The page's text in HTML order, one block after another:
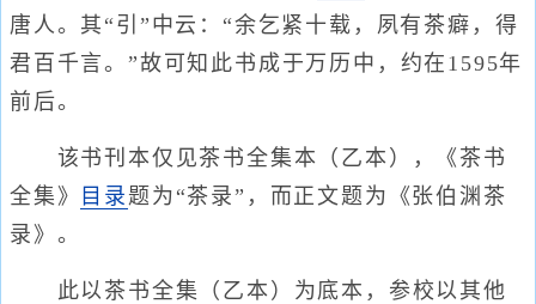
唐人。其“引”中云：“余乞紧十载，夙有茶癖，得
君百千言。”故可知此书成于万历中，约在1595年
前后。
该书刊本仅见茶书全集本（乙本），《茶书
全集》
目录 题为“茶录”，而正文题为《张伯渊茶
录》。
此以茶书全集（乙本）为底本，参校以其他